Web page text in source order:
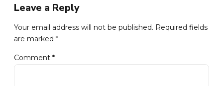
Leave a Reply
Your email address will not be published. Required fields
are marked *
Comment *